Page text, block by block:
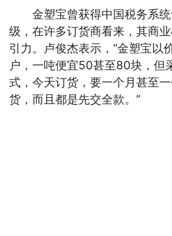
金塑宝曾获得中国税务系统
级，在许多订货商看来，其商
引力。卢俊杰表示，“金塑宝以
户，一吨便宜50甚至80块，但
式，今天订货，要一个月甚至
货，而且都是先交全款。”